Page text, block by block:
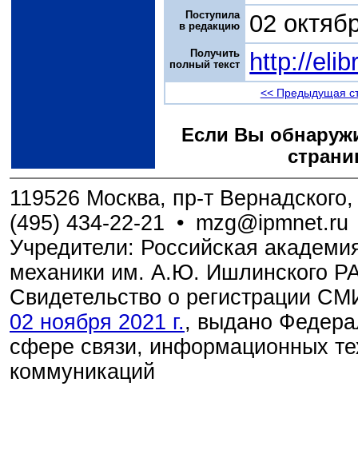
Поступила
в редакцию
02
Получить
полный текст
http://
<< Предыдущая
Если Вы
119526 Москва, пр-т
(495) 434-22-21 • mzg@ipmnet.ru
Учредители: Российская
механики им. А.Ю. Ишлинского
Свидетельство о регистрации
02 ноября 2021 г., выдано
сфере связи, информационных
коммуникаций